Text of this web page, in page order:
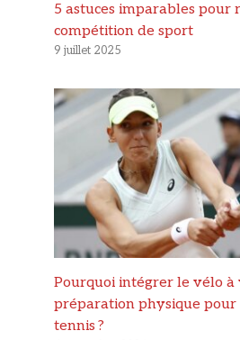
5 astuces imparables pour
compétition de sport
9 juillet 2025
Pourquoi intégrer le vélo à
préparation physique pour
tennis ?